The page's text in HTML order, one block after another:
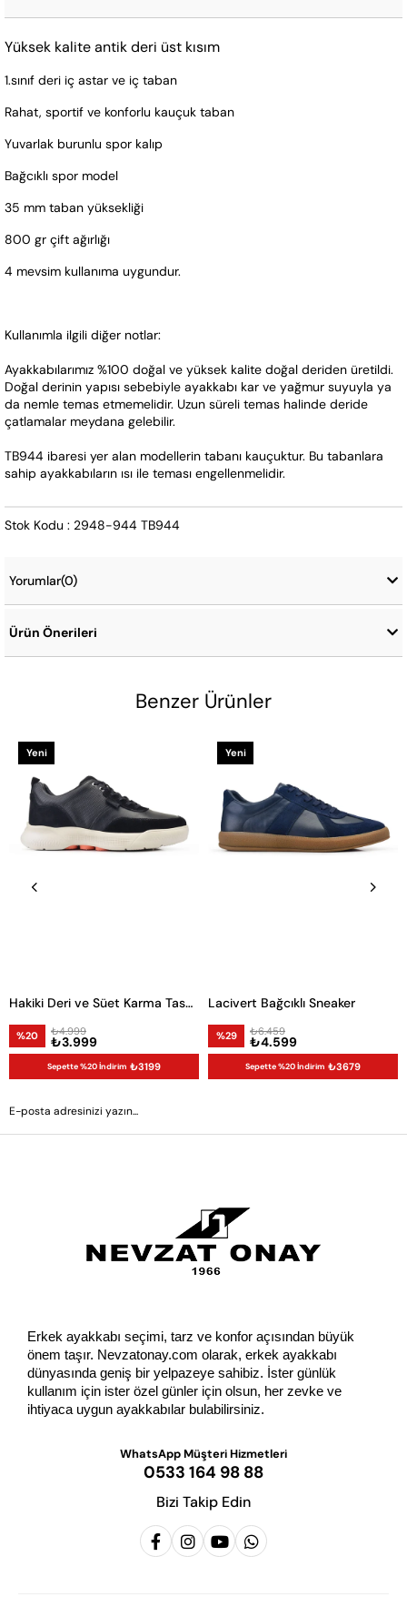
Yüksek kalite antik deri üst kısım
1.sınıf deri iç astar ve iç taban
Rahat, sportif ve konforlu kauçuk taban
Yuvarlak burunlu spor kalıp
Bağcıklı spor model
35 mm taban yüksekliği
800 gr çift ağırlığı
4 mevsim kullanıma uygundur.
Kullanımla ilgili diğer notlar:
Ayakkabılarımız %100 doğal ve yüksek kalite doğal deriden üretildi.
Doğal derinin yapısı sebebiyle ayakkabı kar ve yağmur suyuyla ya
da nemle temas etmemelidir. Uzun süreli temas halinde deride
çatlamalar meydana gelebilir.
TB944 ibaresi yer alan modellerin tabanı kauçuktur. Bu tabanlara
sahip ayakkabıların ısı ile teması engellenmelidir.
Stok Kodu : 2948-944 TB944
Yorumlar(0)
Ürün Önerileri
Benzer Ürünler
Hakiki Deri ve Süet Karma Tasarım Erkek Sneaker
%20 ₺3.999
₺4.999
Yeni
Ürün
Sepette %20 İndirim ₺3199
Lacivert Bağcıklı Sneaker
%29 ₺4.599
₺6.459
Yeni
Sepette %20 İndirim ₺3679
Erkek ayakkabı seçimi, tarz ve konfor açısından büyük
önem taşır. Nevzatonay.com olarak, erkek ayakkabı
dünyasında geniş bir yelpazeye sahibiz. İster günlük
kullanım için ister özel günler için olsun, her zevke ve
ihtiyaca uygun ayakkabılar bulabilirsiniz.
WhatsApp Müşteri Hizmetleri
0533 164 98 88
Bizi Takip Edin